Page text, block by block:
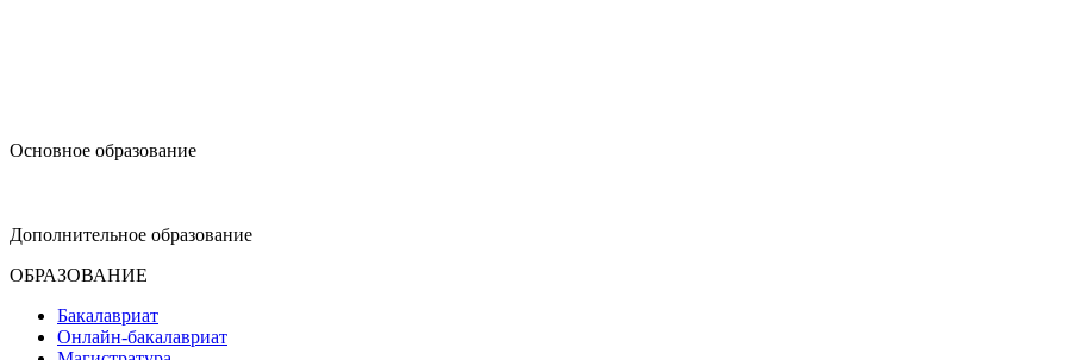
Основное образование
Дополнительное образование
ОБРАЗОВАНИЕ
Бакалавриат
Онлайн-бакалавриат